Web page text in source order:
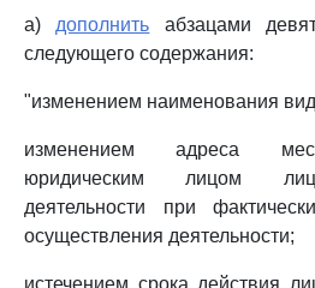
а) дополнить абзацами
следующего содержания:
"изменением наименования
изменением адреса
юридическим лицом
деятельности при
осуществления деятельности;
истечением срока действия